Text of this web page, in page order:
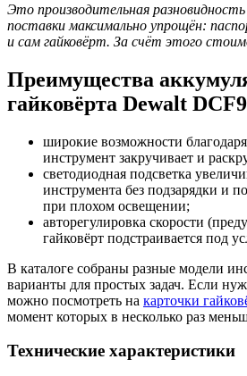
Это производительная
поставки максимально упрощён:
и сам гайковёрт. За счёт этого
Преимущества
гайковёрта Dewalt
широкие возможности
инструмент закручивает и
светодиодная подсветка
инструмента без подзарядки и
при плохом освещении;
авторегулировка скорости
гайковёрт подстраивается под
В каталоге собраны разные модели
варианты для простых задач. Если
можно посмотреть на карточки
момент которых в несколько раз
Технические характеристики